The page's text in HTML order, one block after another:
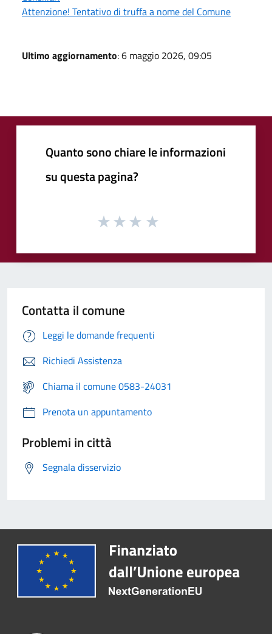
Attenzione! Tentativo di truffa a nome del Comune
Ultimo aggiornamento: 6 maggio 2026, 09:05
Quanto sono chiare le informazioni
su questa pagina?
Contatta il comune
Leggi le domande frequenti
Richiedi Assistenza
Chiama il comune 0583-24031
Prenota un appuntamento
Problemi in città
Segnala disservizio